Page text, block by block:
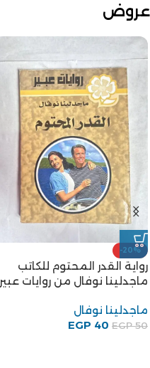
عروض
-20%
رواية القدر المحتوم للكاتب
ماجدلينا نوفال من روايات عبير
ماجدلينا نوفال
EGP50
EGP 40